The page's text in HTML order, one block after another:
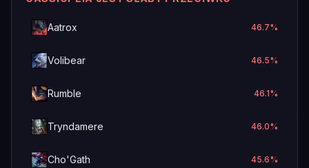
Aatrox 46.7%
Volibear 46.5%
Rumble 46.1%
Tryndamere 46.0%
Cho'Gath 45.6%